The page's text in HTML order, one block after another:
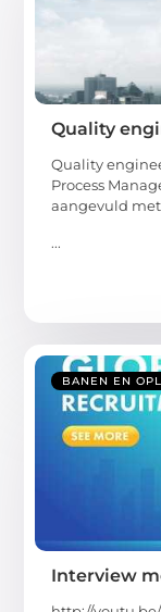
Quality
Quality
Process
aangevuld
...
BANEN EN
Interview